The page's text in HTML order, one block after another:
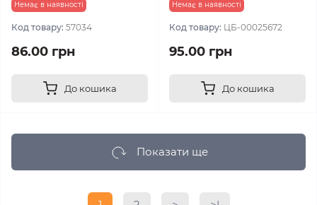
Немає в наявності
Код товару: 57034
86.00 грн
До кошика
Немає в наявності
Код товару: ЦБ-00025672
95.00 грн
До кошика
Показати ще